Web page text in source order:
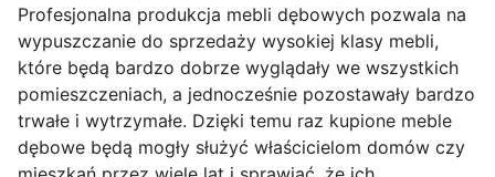
Profesjonalna produkcja mebli dębowych pozwala na
wypuszczanie do sprzedaży wysokiej klasy mebli,
które będą bardzo dobrze wyglądały we wszystkich
pomieszczeniach, a jednocześnie pozostawały bardzo
trwałe i wytrzymałe. Dzięki temu raz kupione meble
dębowe będą mogły służyć właścicielom domów czy